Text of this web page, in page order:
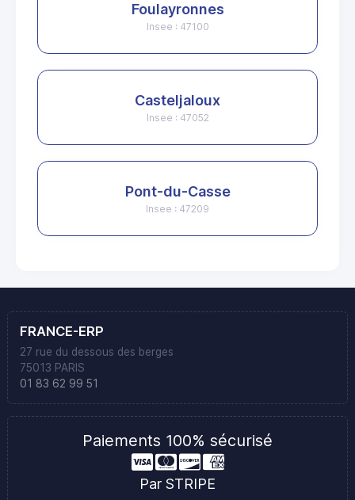
Foulayronnes
Insee : 47100
Casteljaloux
Insee : 47052
Pont-du-Casse
Insee : 47209
FRANCE-ERP
27 rue du dessous des berges
75013 PARIS
01 83 62 99 51
Paiements 100% sécurisé
Par STRIPE